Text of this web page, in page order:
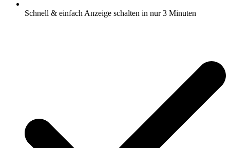
Schnell & einfach Anzeige schalten in nur 3 Minuten